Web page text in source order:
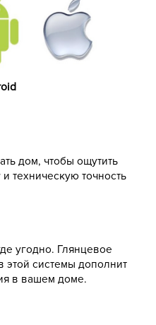
дом, чтобы ощутить
техническую точность
угодно. Глянцевое
этой системы дополнит
в вашем доме.